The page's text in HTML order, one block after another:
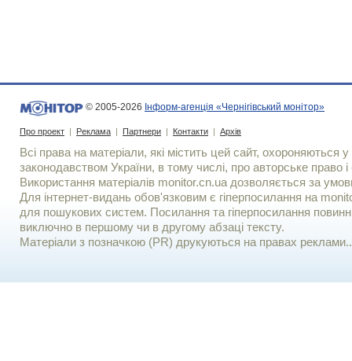
© 2005-2026 Інформ-агенція «Чернігівський монітор»
Про проект | Реклама | Партнери | Контакти | Архів
Всі права на матеріали, які містить цей сайт, охороняються у
законодавством України, в тому числі, про авторське право і
Використання матерiалiв monitor.cn.ua дозволяється за
Для iнтернет-видань обов'язковим є гiперпосилання на
для пошукових систем. Посилання та гіперпосилання
виключно в першому чи в другому абзаці тексту.
Матеріали з позначкою (PR) друкуються на правах реклами..